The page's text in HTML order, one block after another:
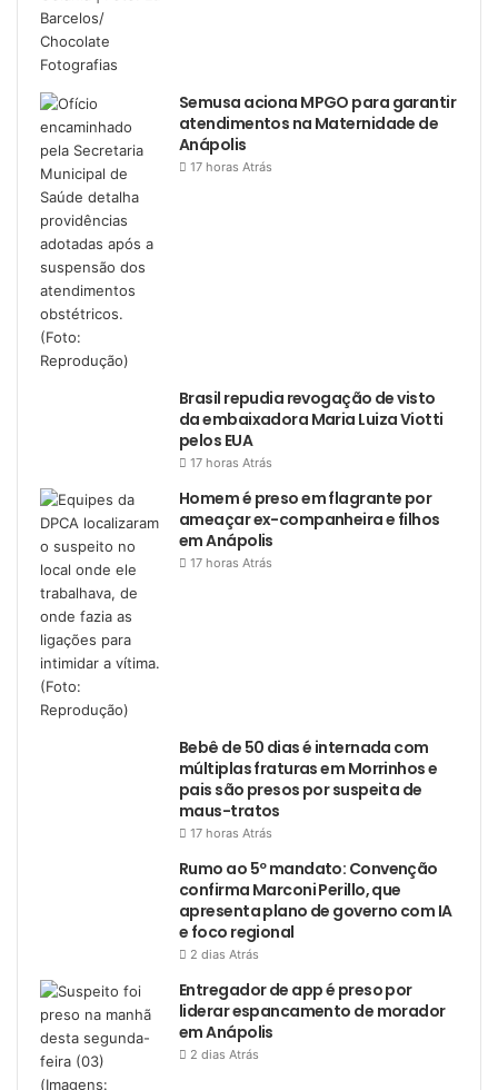
Semusa aciona MPGO para garantir
atendimentos na Maternidade de
Anápolis
17 horas Atrás
Brasil repudia revogação de visto
da embaixadora Maria Luiza Viotti
pelos EUA
17 horas Atrás
Homem é preso em flagrante por
ameaçar ex-companheira e filhos
em Anápolis
17 horas Atrás
Bebê de 50 dias é internada com
múltiplas fraturas em Morrinhos e
pais são presos por suspeita de
maus-tratos
17 horas Atrás
Rumo ao 5º mandato: Convenção
confirma Marconi Perillo, que
apresenta plano de governo com IA
e foco regional
2 dias Atrás
Entregador de app é preso por
liderar espancamento de morador
em Anápolis
2 dias Atrás